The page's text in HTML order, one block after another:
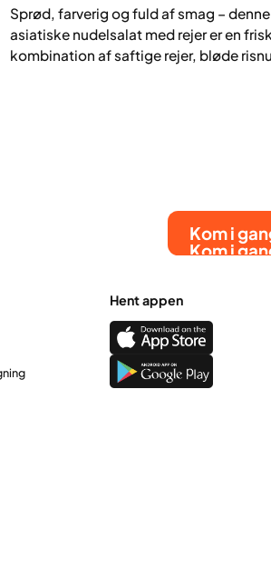
Sprød, farverig og fuld af smag – denne
asiatiske nudelsalat med rejer er en frisk
kombination af saftige rejer, bløde
Kom i
Kom i
Hent appen